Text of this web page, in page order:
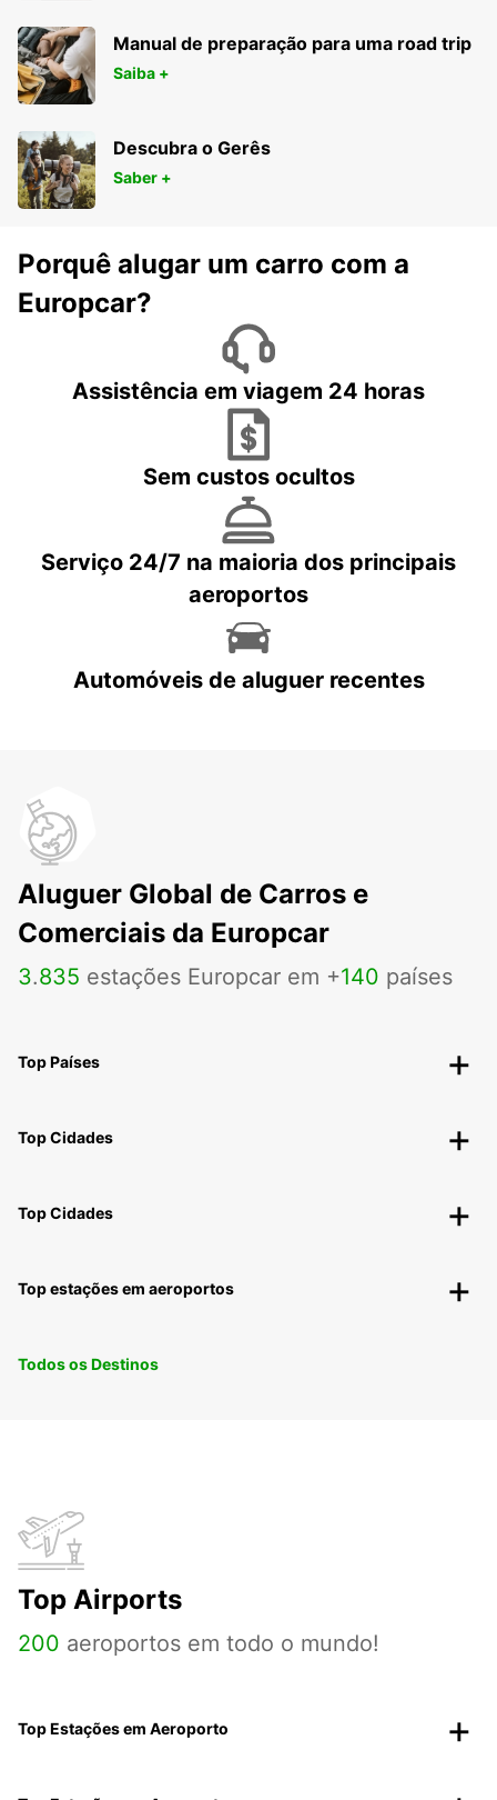
Manual de preparação para uma road trip
Saiba +
Descubra o Gerês
Saber +
Porquê alugar um carro com a
Europcar?
Assistência em viagem 24 horas
Sem custos ocultos
Serviço 24/7 na maioria dos principais
aeroportos
Automóveis de aluguer recentes
Aluguer Global de Carros e
Comerciais da Europcar
3.835 estações Europcar em +140 países
Top Países
Top Cidades
Top Cidades
Top estações em aeroportos
Todos os Destinos
Top Airports
200 aeroportos em todo o mundo!
Top Estações em Aeroporto